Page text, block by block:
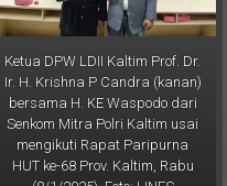
Ketua DPW LDII Kaltim Prof. Dr.
Ir. H. Krishna P Candra (kanan)
bersama H. KE Waspodo dari
Senkom Mitra Polri Kaltim usai
mengikuti Rapat Paripurna
HUT ke-68 Prov. Kaltim, Rabu
(8/1/2025). Foto: LINES